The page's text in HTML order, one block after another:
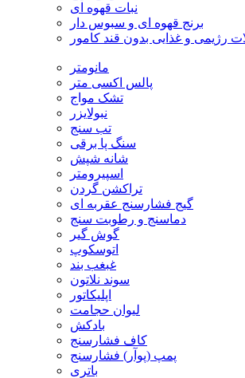
نبات قهوه ای
برنج قهوه ای و سبوس دار
رژیمی و غذایی بدون قند کامور
مانومتر
پالس اکسی متر
تشک مواج
نبولایزر
تب سنج
سنگ پا برقی
شانه شپش
اسپیرومتر
تراکشن گردن
گیج فشارسنج عقربه ای
دماسنج و رطوبت سنج
گوش گیر
اتوسکوپ
غبغب بند
سوند نلاتون
اپلیکاتور
لیوان حجامت
بادکش
کاف فشارسنج
پمپ (پوآر) فشارسنج
باتری